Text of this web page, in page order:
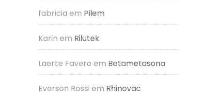
fabricia em Pilem
Karin em Rilutek
Laerte Favero em Betametasona
Everson Rossi em Rhinovac